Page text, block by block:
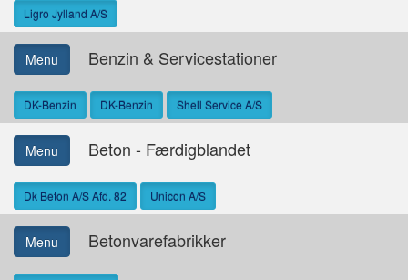
Ligro Jylland A/S
Menu Benzin & Servicestationer
DK-Benzin DK-Benzin Shell Service A/S
Menu Beton - Færdigblandet
Dk Beton A/S Afd. 82 Unicon A/S
Menu Betonvarefabrikker